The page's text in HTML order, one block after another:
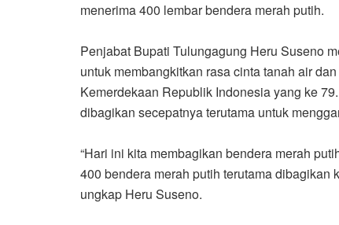
menerima 400 lembar bendera merah putih.
Penjabat Bupati Tulungagung Heru Suseno
untuk membangkitkan rasa cinta tanah air
Kemerdekaan Republik Indonesia yang ke
dibagikan secepatnya terutama untuk
“Hari ini kita membagikan bendera merah
400 bendera merah putih terutama dibagikan
ungkap Heru Suseno.